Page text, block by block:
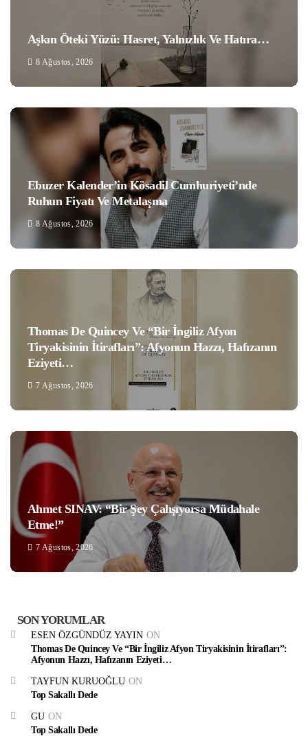
Aşkın Öteki Yüzü: Hasret, Yalnızlık Ve Hatıra…
8 Ağustos, 2026
Ebuzer Kalender’in Kösadil Cumhuriyeti’nde
Ruhun Fiyatı Ve Metalaşma
8 Ağustos, 2026
Thomas De Quincey Ve “Bir İngiliz Afyon
Tiryakisinin İtirafları”: Afyonun Hazzı, Hafızanın
Eziyeti…
7 Ağustos, 2026
Ahmet SINAV: “Bir Şey Çalışıyorsa Müdahale
Etme!”
7 Ağustos, 2026
SON YORUMLAR
ESEN ÖZGÜNDÜZ YAYIN ON
Thomas De Quincey Ve “Bir İngiliz Afyon Tiryakisinin İtirafları”:
Afyonun Hazzı, Hafızanın Eziyeti…
TAYFUN KURUOĞLU ON
Top Sakallı Dede
GU ON
Top Sakallı Dede